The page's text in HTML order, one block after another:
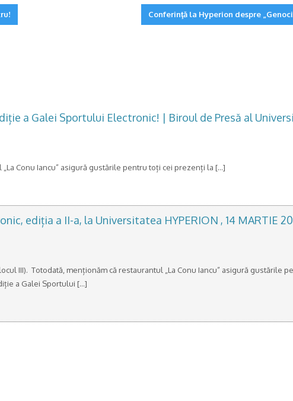
Conferinţă la Hyperion despre
a Galei Sportului Electronic! | Biroul de Presă al
Conu Iancu” asigură gustările pentru toți cei prezenți la […]
ediția a II-a, la Universitatea HYPERION , 14 MARTIE
III). Totodată, menționăm că restaurantul „La Conu Iancu” asigură gustările
a Galei Sportului […]